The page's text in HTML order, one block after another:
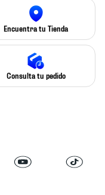
Encuentra tu Tienda
Consulta tu pedido